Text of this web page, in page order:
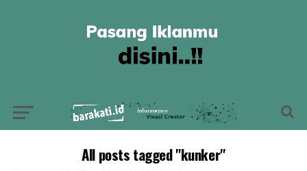
All posts tagged "kunker"